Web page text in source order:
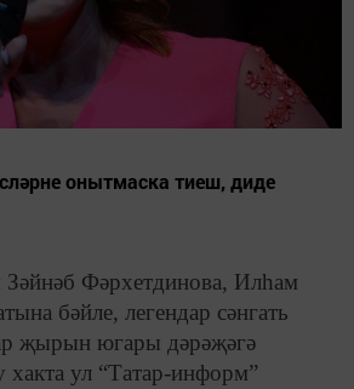
онытмаска тиеш, диде
Фәрхетдинова, Илһам
бәйле, легендар сәнгать
җырын югары дәрәҗәгә
хакта ул “Татар-информ”